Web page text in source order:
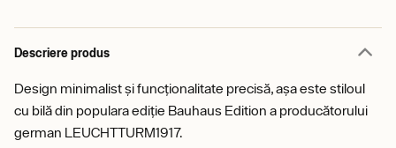
Descriere produs
Design minimalist și funcționalitate precisă, așa este stiloul
cu bilă din populara ediție Bauhaus Edition a producătorului
german LEUCHTTURM1917.